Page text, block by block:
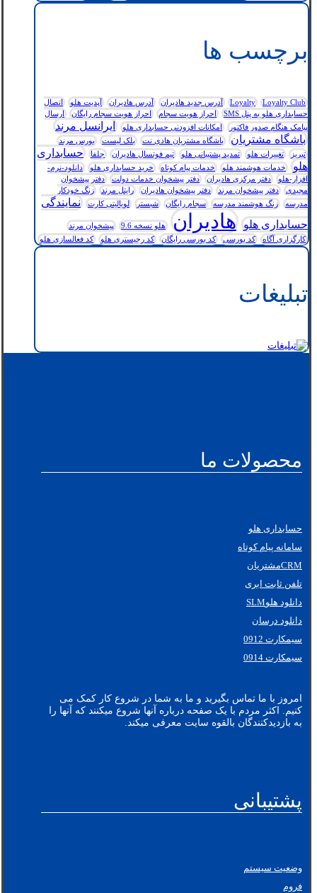
برچسب ها
Loyalty Loyalty Club آدرس جدید هادیران آدرس هادیران آپدیت هلو
اتصال
حسابداری هلو به پنل SMS
احراز هویت سجام احراز هویت سجام رایگان
ارسال
پیامک هنگام صدور فاکتور
امکانات افزودنی حسابداری هلو
ایرانسل مرند
باشگاه مشتریان
باشگاه مشتریان هادی نت بلک لیست
بورس مرند
تبریز
تغییرات هلو تمدید پشتیبانی هلو تیم فوتسال هادیران جلفا
حسابداری
هلو
خدمات هوشمند هلو خدمات پیام کوتاه خرید حسابداری هلو
دانلود-نرم-
افزار-هلو
دفتر مرکزی هادیران دفتر پیشخوان خدمات دولت
دفتر پیشخوان
مجیدی
دفتر پیشخوان مرند دفتر پیشخوان هادیران رایتل مرند
زنگ خودکار
مدرسه
زنگ هوشمند مدرسه سجام رایگان شبستر لویالیتی کارت
نمایندگی
حسابداری هلو هادیران هلو نسخه 9.6
پیشخوان مرند
کارگزاری آگاه
کد بورسی کد بورسی رایگان کد رجیستری هلو کد فعالسازی هلو
تبلیغات
محصولات ما
حسابداری هلو
سامانه پیام کوتاه
CRMمشتریان
تلفن ثابت ابری
دانلود هلوSLM
دانلود درسان
سیمکارت 0912
سیمکارت 0914
امروز با ما تماس بگیرید و ما به شما در شروع کار کمک می
کنیم. اکثر مردم با یک صفحه درباره آنها شروع میکنند که آنها را
به بازدیدکنندگان بالقوه سایت معرفی میکند.
پشتیبانی
وضعیت سیستم
فروم